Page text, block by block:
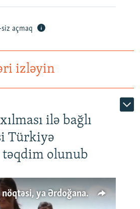
siz açmaq
izləyin
ilə bağlı
Türkiyə
olunub
Türkiyənin dönüş nöqtəsi, ya Ərdoğana üçüncü şans: PKK ilə qəfil barışıq nə deməkdir?